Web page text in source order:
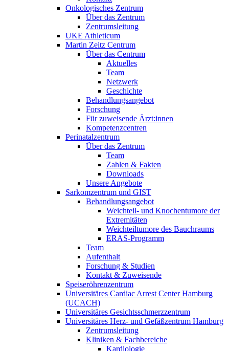
Onkologisches Zentrum
Über das Zentrum
Zentrumsleitung
UKE Athleticum
Martin Zeitz Centrum
Über das Centrum
Aktuelles
Team
Netzwerk
Geschichte
Behandlungsangebot
Forschung
Für zuweisende Ärzt:innen
Kompetenzcentren
Perinatalzentrum
Über das Zentrum
Team
Zahlen & Fakten
Downloads
Unsere Angebote
Sarkomzentrum und GIST
Behandlungsangebot
Weichteil- und Knochentumore der
Extremitäten
Weichteiltumore des Bauchraums
ERAS-Programm
Team
Aufenthalt
Forschung & Studien
Kontakt & Zuweisende
Speiseröhrenzentrum
Universitäres Cardiac Arrest Center Hamburg
(UCACH)
Universitäres Gesichtsschmerzzentrum
Universitäres Herz- und Gefäßzentrum Hamburg
Zentrumsleitung
Kliniken & Fachbereiche
Kardiologie